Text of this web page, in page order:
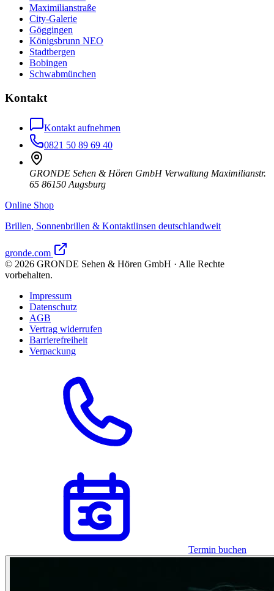
Maximilianstraße
City-Galerie
Göggingen
Königsbrunn NEO
Stadtbergen
Bobingen
Schwabmünchen
Kontakt
Kontakt aufnehmen
0821 50 89 69 40
GRONDE Sehen & Hören GmbH Verwaltung Maximilianstr.
65 86150 Augsburg
Online Shop
Brillen, Sonnenbrillen & Kontaktlinsen deutschlandweit
gronde.com
© 2026 GRONDE Sehen & Hören GmbH · Alle Rechte
vorbehalten.
Impressum
Datenschutz
AGB
Vertrag widerrufen
Barrierefreiheit
Verpackung
Termin buchen